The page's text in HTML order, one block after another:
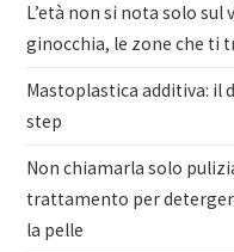
L’età non si nota solo
ginocchia, le zone che ti
Mastoplastica additiva: il
step
Non chiamarla solo
trattamento per
la pelle